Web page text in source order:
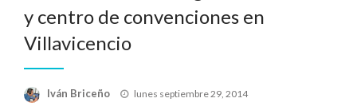
y centro de convenciones en
Villavicencio
Iván Briceño
Publicado
lunes septiembre 29, 2014